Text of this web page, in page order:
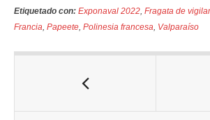
Etiquetado con: Exponaval 2022 Fragata de
Francia Papeete Polinesia francesa Valparaíso